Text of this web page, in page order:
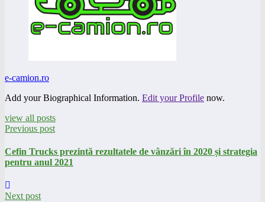
e-camion.ro
Add your Biographical Information. Edit your Profile now.
view all posts
Previous post
Cefin Trucks prezintă rezultatele de vânzări în 2020 și strategia
pentru anul 2021
Next post